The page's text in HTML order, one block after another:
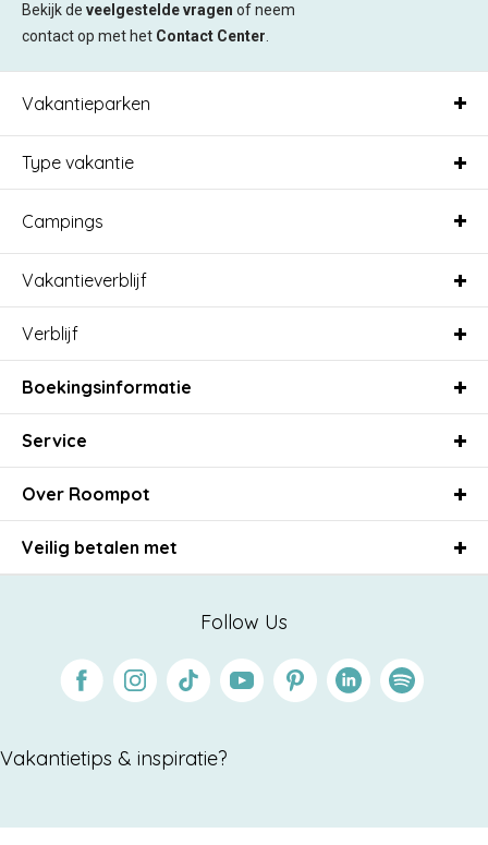
Vakantieparken
Type vakantie
Campings
Vakantieverblijf
Verblijf
Bekijk de veelgestelde vragen of neem
contact op met het Contact Center
Follow Us
FacebookInstagram
Tiktok YoutubePinterestLinkedinSpotify
Vakantietips & inspiratie?
Boekingsinformatie
Service
Over Roompot
Veilig betalen met